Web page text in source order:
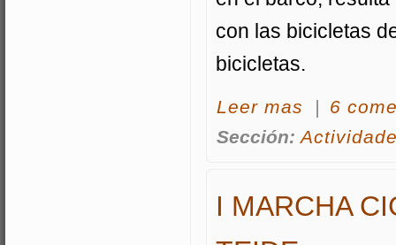
con las bicicletas
bicicletas.
Leer mas acerca Viaje en
| 6
Sección:
I MARCHA